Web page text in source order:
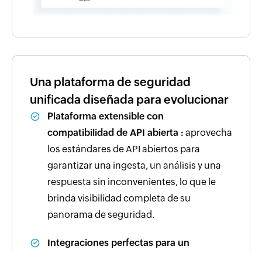
Una plataforma de seguridad
unificada diseñada para evolucionar
Plataforma extensible con
compatibilidad de API abierta : aprovecha
los estándares de API abiertos para
garantizar una ingesta, un análisis y una
respuesta sin inconvenientes, lo que le
brinda visibilidad completa de su
panorama de seguridad.
Integraciones perfectas para un